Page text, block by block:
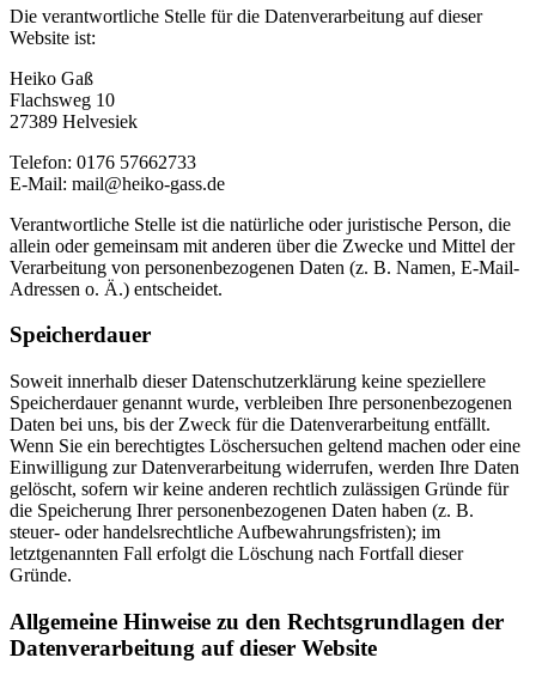
Die verantwortliche Stelle für die Datenverarbeitung auf dieser
Website ist:
Heiko Gaß
Flachsweg 10
27389 Helvesiek
Telefon: 0176 57662733
E-Mail: mail@heiko-gass.de
Verantwortliche Stelle ist die natürliche oder juristische Person, die
allein oder gemeinsam mit anderen über die Zwecke und Mittel der
Verarbeitung von personenbezogenen Daten (z. B. Namen, E-Mail-
Adressen o. Ä.) entscheidet.
Speicherdauer
Soweit innerhalb dieser Datenschutzerklärung keine speziellere
Speicherdauer genannt wurde, verbleiben Ihre personenbezogenen
Daten bei uns, bis der Zweck für die Datenverarbeitung entfällt.
Wenn Sie ein berechtigtes Löschersuchen geltend machen oder eine
Einwilligung zur Datenverarbeitung widerrufen, werden Ihre Daten
gelöscht, sofern wir keine anderen rechtlich zulässigen Gründe für
die Speicherung Ihrer personenbezogenen Daten haben (z. B.
steuer- oder handelsrechtliche Aufbewahrungsfristen); im
letztgenannten Fall erfolgt die Löschung nach Fortfall dieser
Gründe.
Allgemeine Hinweise zu den Rechtsgrundlagen der
Datenverarbeitung auf dieser Website